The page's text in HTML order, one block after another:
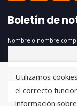
Boletín de
Nombre o nombre
Email
Utilizamos
el correcto
información